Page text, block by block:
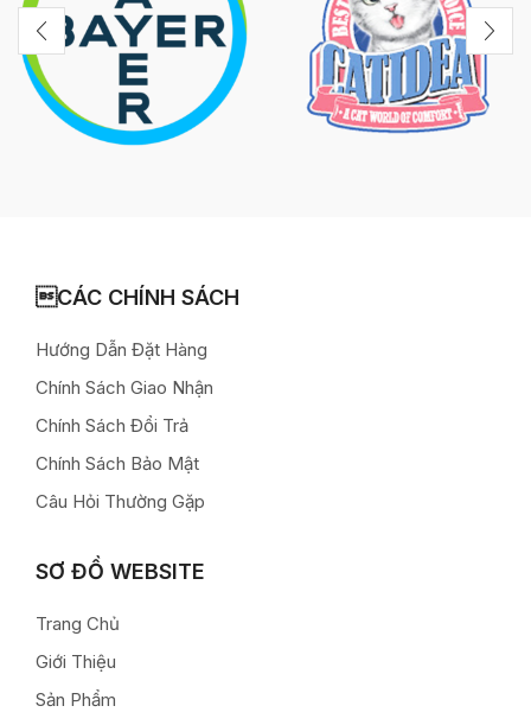
CÁC CHÍNH SÁCH
Hướng Dẫn Đặt Hàng
Chính Sách Giao Nhận
Chính Sách Đổi Trả
Chính Sách Bảo Mật
Câu Hỏi Thường Gặp
SƠ ĐỒ WEBSITE
Trang Chủ
Giới Thiệu
Sản Phẩm